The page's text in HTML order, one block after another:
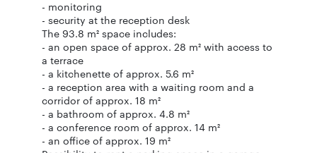
- monitoring
- security at the reception desk
The 93.8 m² space includes:
- an open space of approx. 28 m² with access to
a terrace
- a kitchenette of approx. 5.6 m²
- a reception area with a waiting room and a
corridor of approx. 18 m²
- a bathroom of approx. 4.8 m²
- a conference room of approx. 14 m²
- an office of approx. 19 m²